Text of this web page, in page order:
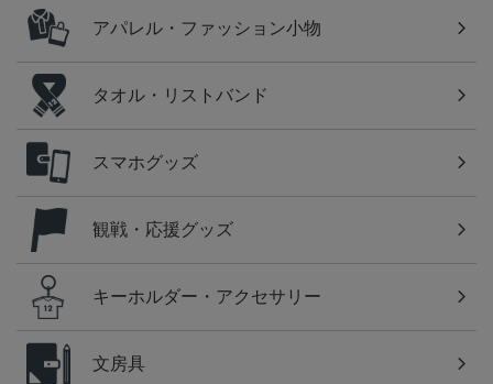
アパレル・ファッション小物
タオル・リストバンド
スマホグッズ
観戦・応援グッズ
キーホルダー・アクセサリー
文房具